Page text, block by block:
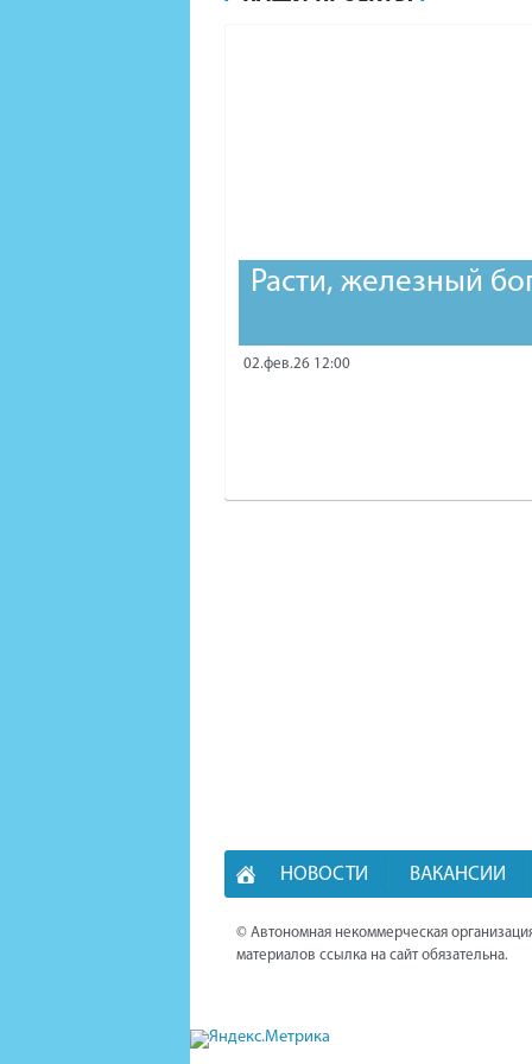
Расти, железный
02.фев.26 12:00
НОВОСТИ ВАКАНСИИ
© Автономная некоммерческая
материалов ссылка на сайт обязательна.